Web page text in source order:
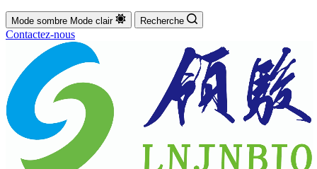
Mode sombre Mode clair Recherche
Contactez-nous